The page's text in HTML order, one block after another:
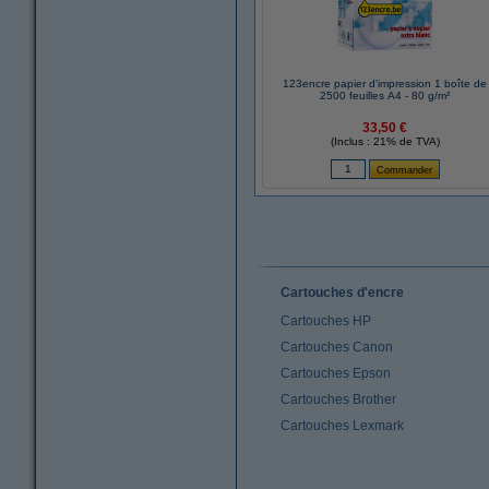
123encre papier d'impression 1 boîte de
2500 feuilles A4 - 80 g/m²
33,50 €
(Inclus : 21% de TVA)
Cartouches d'encre
Cartouches HP
Cartouches Canon
Cartouches Epson
Cartouches Brother
Cartouches Lexmark